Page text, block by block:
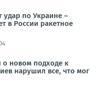
по Украине –
в России ракетное
о новом подходе к
нарушил все, что мог